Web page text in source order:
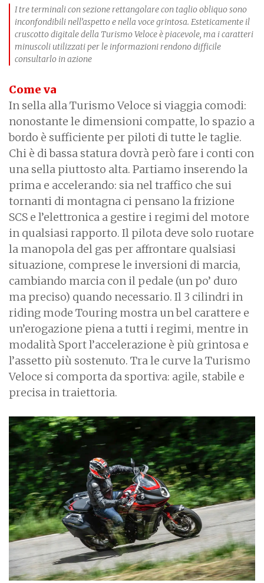
I tre terminali con sezione rettangolare con taglio obliquo sono
inconfondibili nell’aspetto e nella voce grintosa. Esteticamente il
cruscotto digitale della Turismo Veloce è piacevole, ma i caratteri
minuscoli utilizzati per le informazioni rendono difficile
consultarlo in azione
Come va
In sella alla Turismo Veloce si viaggia comodi:
nonostante le dimensioni compatte, lo spazio a
bordo è sufficiente per piloti di tutte le taglie.
Chi è di bassa statura dovrà però fare i conti con
una sella piuttosto alta. Partiamo inserendo la
prima e accelerando: sia nel traffico che sui
tornanti di montagna ci pensano la frizione
SCS e l’elettronica a gestire i regimi del motore
in qualsiasi rapporto. Il pilota deve solo ruotare
la manopola del gas per affrontare qualsiasi
situazione, comprese le inversioni di marcia,
cambiando marcia con il pedale (un po’ duro
ma preciso) quando necessario. Il 3 cilindri in
riding mode Touring mostra un bel carattere e
un’erogazione piena a tutti i regimi, mentre in
modalità Sport l’accelerazione è più grintosa e
l’assetto più sostenuto. Tra le curve la Turismo
Veloce si comporta da sportiva: agile, stabile e
precisa in traiettoria.